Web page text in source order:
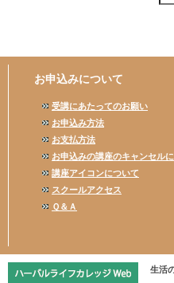
お申込みについて
受講にあたってのお願い
お申込み方法
お支払方法
お申込みの講座のキャンセル
講座アイコンについて
スクールアクセス
Ｑ＆Ａ
生活